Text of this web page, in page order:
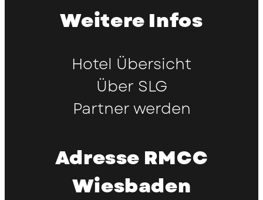
Weitere Infos
Hotel Übersicht
Über SLG
Partner werden
Adresse RMCC
Wiesbaden